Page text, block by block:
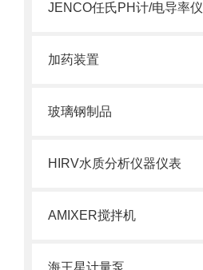
JENCO任氏PH计/电导率仪
加药装置
玻璃钢制品
HIRV水质分析仪器仪表
AMIXER搅拌机
海王星计量泵